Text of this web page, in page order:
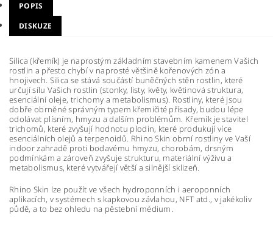
POPIS
DISKUZE
Silica (křemík) je naprostým základním stavebním kamenem Vašich
rostlin a přesto chybí v naprosté většině kořenových zón a
hnojivech. Silica se stává součástí buněčných stěn rostlin, které
určují sílu Vašich rostlin (stonky, listy, květy, květinová struktura,
esenciální oleje, trichomy a metabolismus). Rostliny, které jsou
dobře obrněné správným typem křemičité přísady, budou lépe
odolávat plísním, hmyzu a dalším problémům. Křemík je stavitel
trichomů, které zvyšují hodnotu plodin, které produkují více
esenciálních olejů a terpenoidů. Rhino Skin obrní rostliny ve Vaší
indoor zahradě proti bodavému hmyzu, chorobám, drsným
podmínkám a zároveň zvyšuje strukturu, materiální výživu a
metabolismus, které vytvářejí větší a silnější sklizeň.
Rhino Skin lze použít ve všech hydroponních i aeroponních
aplikacích, v systémech s kapkovou závlahou, NFT atd., v jakékoliv
půdě, a to bez ohledu na pěstební médium.